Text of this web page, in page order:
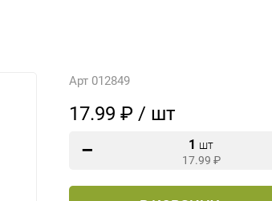
Арт 012849
17.99 ₽ / шт
1 шт
17.99 ₽